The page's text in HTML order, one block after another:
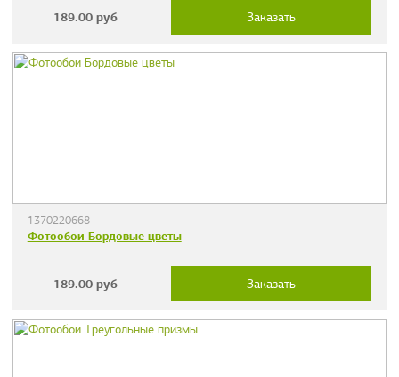
189.00 руб Заказать
1370220668
Фотообои Бордовые цветы
189.00 руб Заказать